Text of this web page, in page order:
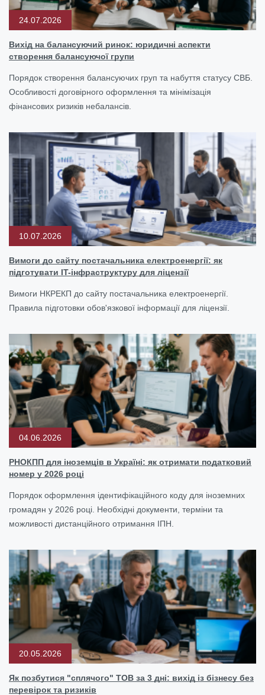
24.07.2026
Вихід на балансуючий ринок: юридичні аспекти
створення балансуючої групи
Порядок створення балансуючих груп та набуття статусу СВБ.
Особливості договірного оформлення та мінімізація
фінансових ризиків небалансів.
10.07.2026
Вимоги до сайту постачальника електроенергії: як
підготувати IT-інфраструктуру для ліцензії
Вимоги НКРЕКП до сайту постачальника електроенергії.
Правила підготовки обов'язкової інформації для ліцензії.
04.06.2026
РНОКПП для іноземців в Україні: як отримати податковий
номер у 2026 році
Порядок оформлення ідентифікаційного коду для іноземних
громадян у 2026 році. Необхідні документи, терміни та
можливості дистанційного отримання ІПН.
20.05.2026
Як позбутися "сплячого" ТОВ за 3 дні: вихід із бізнесу без
перевірок та ризиків